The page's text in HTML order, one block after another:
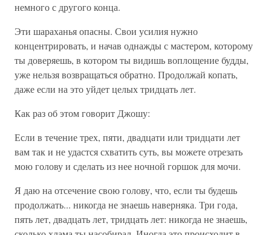
немного с другого конца.
Эти шараханья опасны. Свои усилия нужно
концентрировать, и начав однажды с мастером, которому
ты доверяешь, в котором ты видишь воплощение будды,
уже нельзя возвращаться обратно. Продолжай копать,
даже если на это уйдет целых тридцать лет.
Как раз об этом говорит Джошу:
Если в течение трех, пяти, двадцати или тридцати лет
вам так и не удастся схватить суть, вы можете отрезать
мою голову и сделать из нее ночной горшок для мочи.
Я даю на отсечение свою голову, что, если ты будешь
продолжать... никогда не знаешь наверняка. Три года,
пять лет, двадцать лет, тридцать лет: никогда не знаешь,